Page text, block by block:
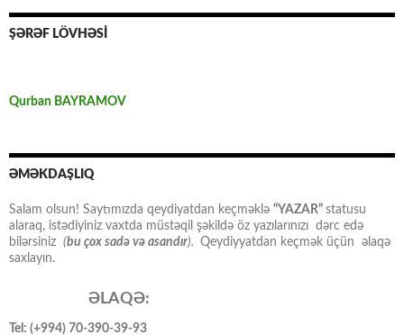
ŞƏRƏF LÖVHƏSİ
Qurban BAYRAMOV
ƏMƏKDAŞLIQ
Salam olsun! Saytımızda qeydiyatdan keçməklə “YAZAR” statusu
alaraq, istədiyiniz vaxtda müstəqil şəkildə öz yazılarınızı dərc edə
bilərsiniz (bu çox sadə və asandır). Qeydiyyatdan keçmək üçün əlaqə
saxlayın.
ƏLAQƏ:
Tel: (+994) 70-390-39-93